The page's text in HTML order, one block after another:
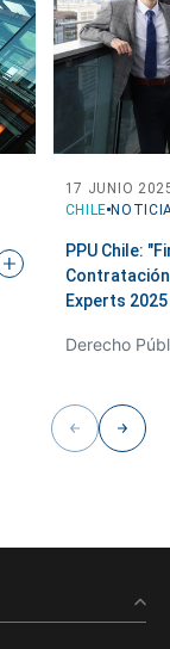
CHILE
17 JUNIO
PPU Chile:
Experts 2025
Derecho